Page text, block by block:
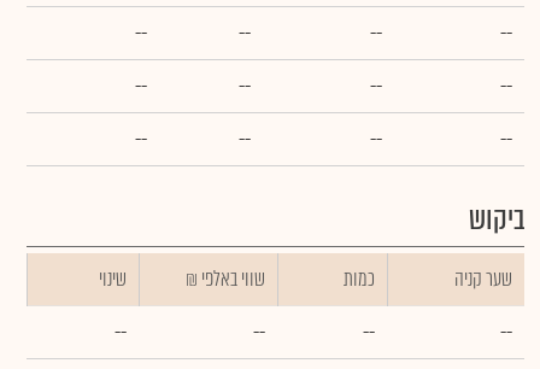
--
--
--
--
--
--
--
--
--
--
--
--
ביקוש
שער קניה כמות ₪ שווי באלפי
שינוי
--
--
--
--